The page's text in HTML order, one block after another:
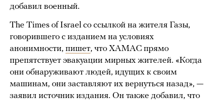
добавил военный.
The Times of Israel со ссылкой на жителя Газы,
говорившего с изданием на условиях
анонимности, пишет, что ХАМАС прямо
препятствует эвакуации мирных жителей. «Когда
они обнаруживают людей, идущих к своим
машинам, они заставляют их вернуться назад», —
заявил источник издания. Он также добавил, что